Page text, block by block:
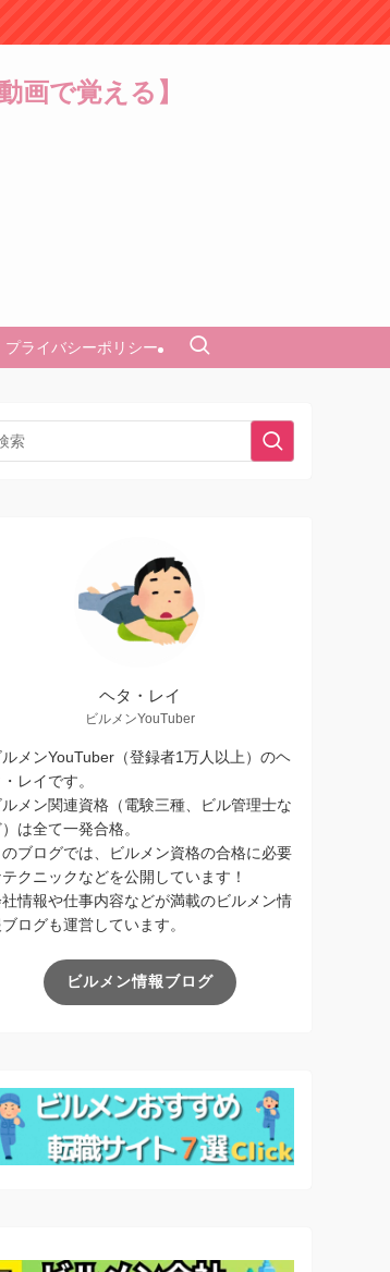
画で覚える】
プライバシーポリシー
ヘタ・レイ
ビルメンYouTuber
ルメンYouTuber（登録者1万人以上）のヘ
・レイです。
ルメン関連資格（電験三種、ビル管理士な
）は全て一発合格。
のブログでは、ビルメン資格の合格に必要
テクニックなどを公開しています！
情報や仕事内容などが満載のビルメン情
ログも運営しています。
ビルメン情報ブログ